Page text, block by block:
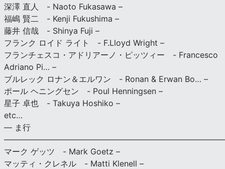
深澤 直人 - Naoto Fukasawa –
福嶋 賢二 - Kenji Fukushima –
藤井 信哉 - Shinya Fuji –
フランク ロイド ライト - F.Lloyd Wright –
フランチェスコ・アドリアーノ・ピッツィー - Francesco
Adriano Pi… –
ブルレック ロナン＆エルワン - Ronan & Erwan Bo… –
ポール ヘニングセン - Poul Henningsen –
星子 卓也 - Takuya Hoshiko –
etc…
— ま行
マーク ゲッツ - Mark Goetz –
マッティ・クレネル - Matti Klenell –